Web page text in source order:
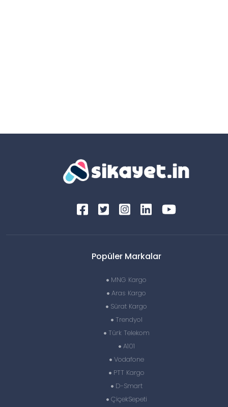
Popüler Markalar
MNG Kargo
Aras Kargo
Sürat Kargo
Trendyol
Türk Telekom
A101
Vodafone
PTT Kargo
D-Smart
ÇiçekSepeti